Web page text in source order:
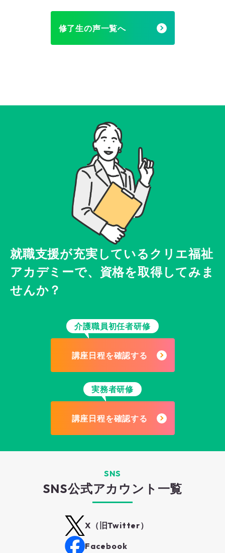
修了生の声一覧へ
就職支援が充実している クリエ福祉
アカデミーで、 資格を取得してみま
せんか？
介護職員初任者研修
講座日程を確認する
実務者研修
講座日程を確認する
SNS
SNS公式アカウント一覧
Facebook
X（旧Twitter）